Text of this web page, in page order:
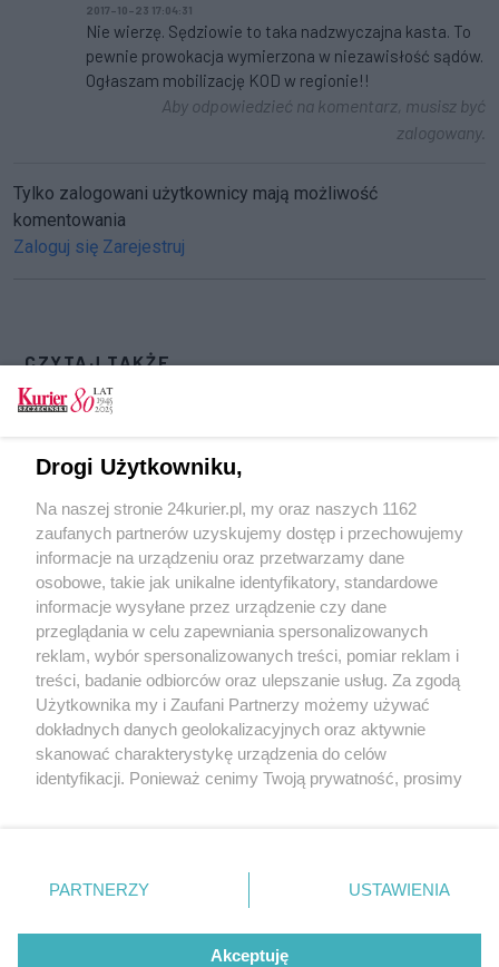
2017-10-23 17:04:31
Nie wierzę. Sędziowie to taka nadzwyczajna kasta. To
pewnie prowokacja wymierzona w niezawisłość sądów.
Ogłaszam mobilizację KOD w regionie!!
Aby odpowiedzieć na komentarz, musisz być
zalogowany.
Tylko zalogowani użytkownicy mają możliwość
komentowania
Zaloguj się Zarejestruj
CZYTAJ TAKŻE
Ziobro o sędzi ze Szczecina: Kolejne
Nietrzeźwa spowodowała kolizję
Szarpała się z policjantką
Mama z promilami zatrzymana
POGODA
20℃
Zobacz prognozę na 3 dni
Copyright © 2022 Kurier Szczeciński sp. z o.o.
Wszelkie prawa zastrzeżone
Nota wydawnicza
Nota prawna
Drogi Użytkowniku,
Na naszej stronie 24kurier.pl, my oraz naszych 1162
zaufanych partnerów uzyskujemy dostęp i przechowujemy
informacje na urządzeniu oraz przetwarzamy dane
osobowe, takie jak unikalne identyfikatory, standardowe
informacje wysyłane przez urządzenie czy dane
przeglądania w celu zapewniania spersonalizowanych
reklam, wybór spersonalizowanych treści, pomiar reklam i
treści, badanie odbiorców oraz ulepszanie usług. Za zgodą
Użytkownika my i Zaufani Partnerzy możemy używać
dokładnych danych geolokalizacyjnych oraz aktywnie
skanować charakterystykę urządzenia do celów
identyfikacji. Ponieważ cenimy Twoją prywatność, prosimy
prywatności znajdujący się w lewym dolnym rogu strony
. Niektóre rodzaje przetwarzania danych nie wymagają
takiemu przetwarzaniu. Preferencje będą miały
PARTNERZY USTAWIENIA
Akceptuję